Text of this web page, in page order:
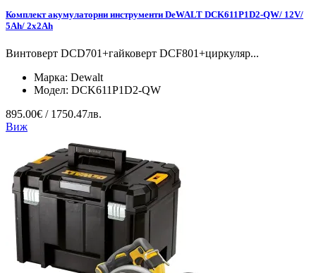
Комплект акумулаторни инструменти DeWALT DCK611P1D2-QW/ 12V/
5Ah/ 2x2Ah
Винтоверт DCD701+гайковерт DCF801+циркуляр...
Марка: Dewalt
Модел: DCK611P1D2-QW
895.00€ / 1750.47лв.
Виж